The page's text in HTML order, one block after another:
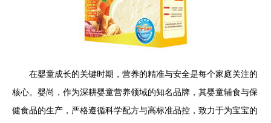
在婴童成长的关键时期，营养的精准与安全是每个家庭关注的
核心。婴尚，作为深耕婴童营养领域的知名品牌，其婴童辅食与保
健食品的生产，严格遵循科学配方与高标准品控，致力于为宝宝的